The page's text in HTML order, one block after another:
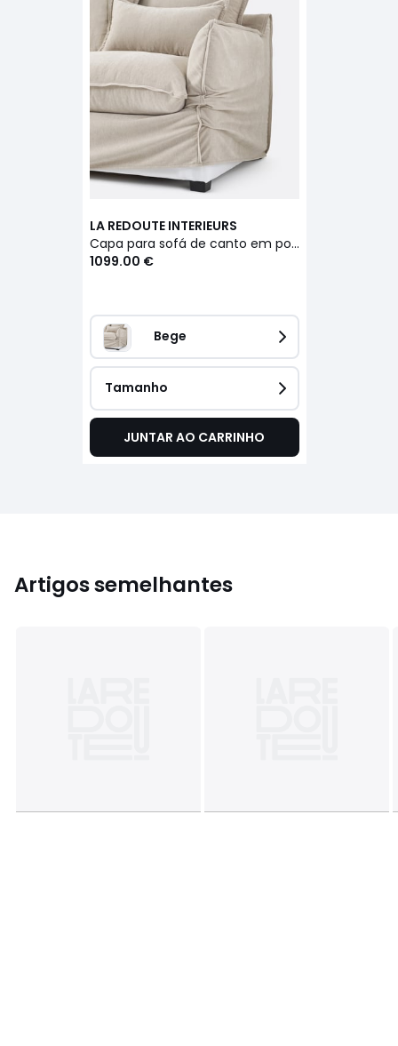
LA REDOUTE INTERIEURS
Capa para sofá de canto em poliéster mesclado, Odna
1099.00 €
Bege
Tamanho
JUNTAR AO CARRINHO
Artigos semelhantes